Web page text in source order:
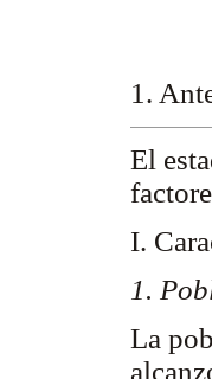
1.
El
I.
1.
La